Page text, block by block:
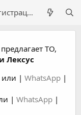
Регистрация
ТО,
Лексус
или | WhatsApp |
| WhatsApp |